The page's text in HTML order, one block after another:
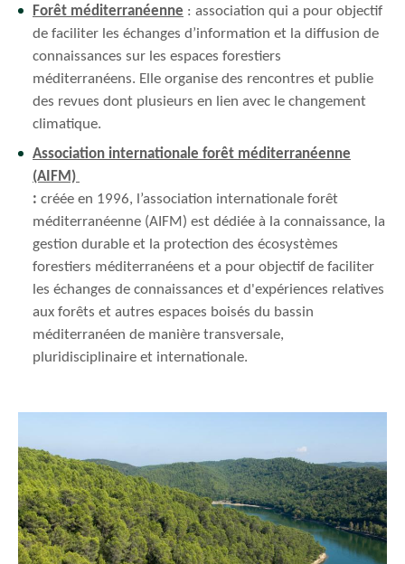
Forêt méditerranéenne : association qui a pour objectif
de faciliter les échanges d’information et la diffusion de
connaissances sur les espaces forestiers
méditerranéens. Elle organise des rencontres et publie
des revues dont plusieurs en lien avec le changement
climatique.
Association internationale forêt méditerranéenne
(AIFM)
: créée en 1996, l’association internationale forêt
méditerranéenne (AIFM) est dédiée à la connaissance, la
gestion durable et la protection des écosystèmes
forestiers méditerranéens et a pour objectif de faciliter
les échanges de connaissances et d'expériences relatives
aux forêts et autres espaces boisés du bassin
méditerranéen de manière transversale,
pluridisciplinaire et internationale.